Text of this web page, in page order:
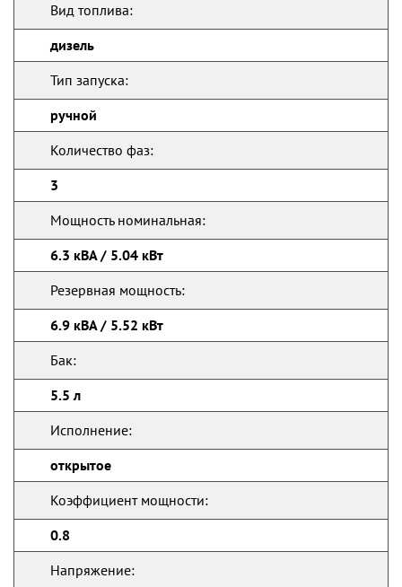
Вид топлива:
дизель
Тип запуска:
ручной
Количество фаз:
3
Мощность номинальная:
6.3 кВА / 5.04 кВт
Резервная мощность:
6.9 кВА / 5.52 кВт
Бак:
5.5 л
Исполнение:
открытое
Коэффициент мощности:
0.8
Напряжение: